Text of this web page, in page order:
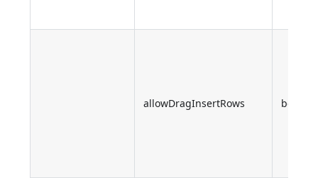
allowDragInsertRows